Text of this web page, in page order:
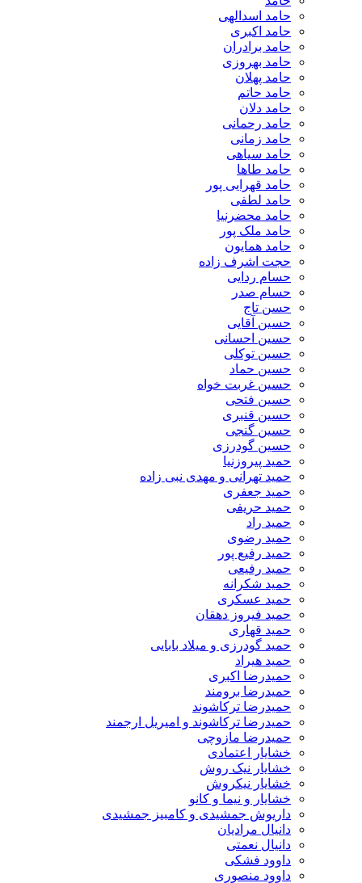
حامد اسدالهی
حامد اکبری
حامد برادران
حامد بهروزی
حامد پهلان
حامد حاتم
حامد دلان
حامد رحمانی
حامد زمانی
حامد سیاهی
حامد طاها
حامد قهرایی پور
حامد لطفی
حامد محضرنیا
حامد ملک پور
حامد همایون
حجت اشرف زاده
حسام ردایی
حسام صدر
حسن تاج
حسین آقایی
حسین احسانی
حسین توکلی
حسین حماد
حسین غربت خواه
حسین فتحی
حسین قنبری
حسین گنجی
حسین گودرزی
حمید پیروزنیا
حمید تهرانی و مهدی نبی زاده
حمید جعفری
حمید حریفی
حمید راد
حمید رضوی
حمید رفیع پور
حمید رفیعی
حمید شکرانه
حمید عسکری
حمید فیروز دهقان
حمید قهاری
حمید گودرزی و میلاد بابایی
حمید هیراد
حمیدرضا اکبری
حمیدرضا برومند
حمیدرضا ترکاشوند
حمیدرضا ترکاشوند و امیریل ارجمند
حمیدرضا مازوچی
خشایار اعتمادی
خشایار نیک روش
خشایار نیکروش
خشایار و نیما و کانو
داریوش جمشیدی و کامبیز جمشیدی
دانیال مرادیان
دانیال نعمتی
داوود فشکی
داوود منصوری